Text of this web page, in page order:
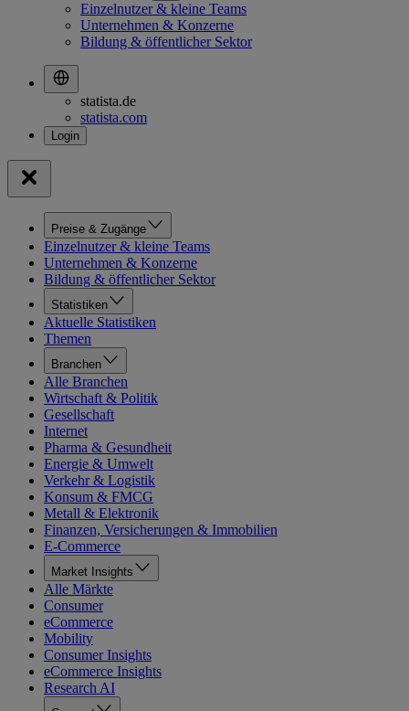
Einzelnutzer & kleine Teams
Unternehmen & Konzerne
Bildung & öffentlicher Sektor
statista.de
statista.com
Preise & Zugänge
Einzelnutzer & kleine Teams
Unternehmen & Konzerne
Bildung & öffentlicher Sektor
Statistiken
Aktuelle Statistiken
Themen
Branchen
Alle Branchen
Wirtschaft & Politik
Gesellschaft
Internet
Pharma & Gesundheit
Energie & Umwelt
Verkehr & Logistik
Konsum & FMCG
Metall & Elektronik
Finanzen, Versicherungen & Immobilien
E-Commerce
Market Insights
Alle Märkte
Consumer
eCommerce
Mobility
Consumer Insights
eCommerce Insights
Research AI